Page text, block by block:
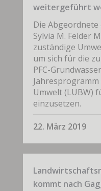
weitergeführt
Die Abgeordnete
Sylvia M. Felder
zuständige
um sich für die
PFC-
Umwelt (LUBW)
einzusetzen.
22. März 2019
kommt nach